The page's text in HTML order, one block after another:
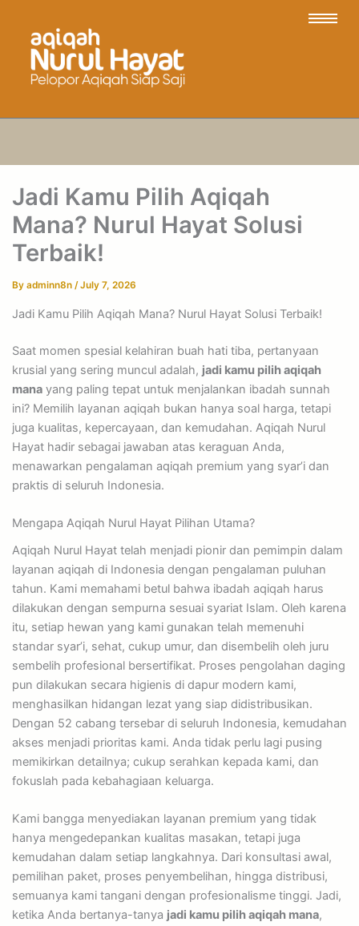
Jadi Kamu Pilih Aqiqah
Mana? Nurul Hayat Solusi
Terbaik!
By adminn8n /July 7, 2026
Jadi Kamu Pilih Aqiqah Mana? Nurul Hayat Solusi Terbaik!
Saat momen spesial kelahiran buah hati tiba, pertanyaan
krusial yang sering muncul adalah, jadi kamu pilih aqiqah
manayang paling tepat untuk menjalankan ibadah sunnah
ini? Memilih layanan aqiqah bukan hanya soal harga, tetapi
juga kualitas, kepercayaan, dan kemudahan. Aqiqah Nurul
Hayat hadir sebagai jawaban atas keraguan Anda,
menawarkan pengalaman aqiqah premium yang syar’i dan
praktis di seluruh Indonesia.
Mengapa Aqiqah Nurul Hayat Pilihan Utama?
Aqiqah Nurul Hayat telah menjadi pionir dan pemimpin dalam
layanan aqiqah di Indonesia dengan pengalaman puluhan
tahun. Kami memahami betul bahwa ibadah aqiqah harus
dilakukan dengan sempurna sesuai syariat Islam. Oleh karena
itu, setiap hewan yang kami gunakan telah memenuhi
standar syar’i, sehat, cukup umur, dan disembelih oleh juru
sembelih profesional bersertifikat. Proses pengolahan daging
pun dilakukan secara higienis di dapur modern kami,
menghasilkan hidangan lezat yang siap didistribusikan.
Dengan 52 cabang tersebar di seluruh Indonesia, kemudahan
akses menjadi prioritas kami. Anda tidak perlu lagi pusing
memikirkan detailnya; cukup serahkan kepada kami, dan
fokuslah pada kebahagiaan keluarga.
Kami bangga menyediakan layanan premium yang tidak
hanya mengedepankan kualitas masakan, tetapi juga
kemudahan dalam setiap langkahnya. Dari konsultasi awal,
pemilihan paket, proses penyembelihan, hingga distribusi,
semuanya kami tangani dengan profesionalisme tinggi. Jadi,
ketika Anda bertanya-tanya jadi kamu pilih aqiqah mana,